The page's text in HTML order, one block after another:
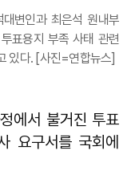
대변인과 최은석 원내부
표용지 부족 사태 관련
있다. [사진=연합뉴스]
에서 불거진 투표
요구서를 국회에